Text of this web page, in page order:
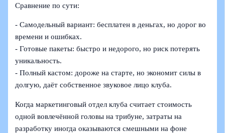
Сравнение по сути:
- Самодельный вариант: бесплатен в деньгах, но дорог во
времени и ошибках.
- Готовые пакеты: быстро и недорого, но риск потерять
уникальность.
- Полный кастом: дороже на старте, но экономит силы в
долгую, даёт собственное звуковое лицо клуба.
Когда маркетинговый отдел клуба считает стоимость
одной вовлечённой головы на трибуне, затраты на
разработку иногда оказываются смешными на фоне